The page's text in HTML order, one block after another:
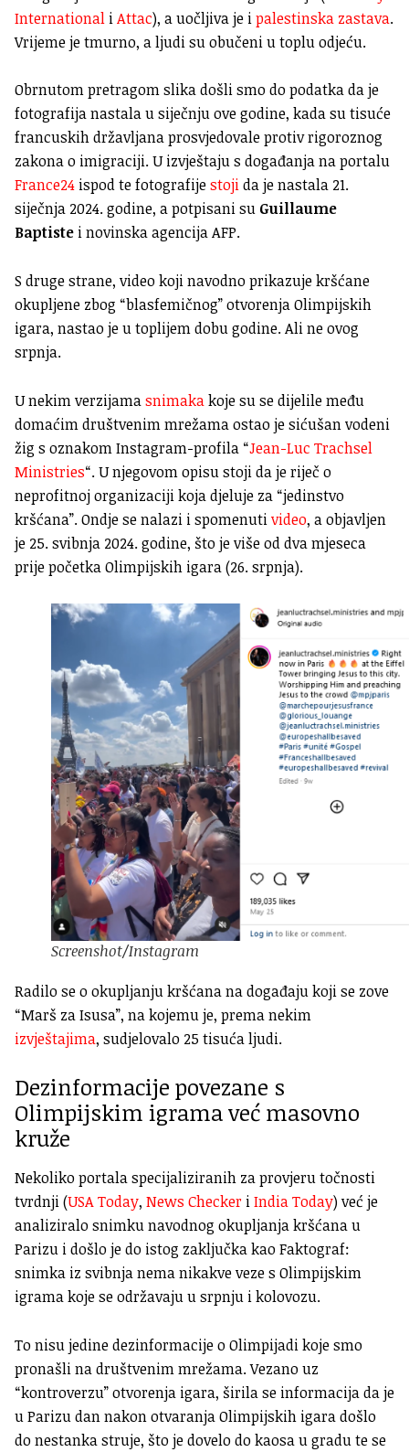
International iAttac), a uočljiva je ipalestinska zastava.
Vrijeme je tmurno, a ljudi su obučeni u toplu odjeću.
Obrnutom pretragom slika došli smo do podatka da je
fotografija nastala u siječnju ove godine, kada su tisuće
francuskih državljana prosvjedovale protiv rigoroznog
zakona o imigraciji. U izvještaju s događanja na portalu
France24 ispod te fotografijestojida je nastala 21.
siječnja 2024. godine, a potpisani su Guillaume
Baptiste i novinska agencija AFP.
S druge strane, video koji navodno prikazuje kršćane
okupljene zbog “blasfemičnog” otvorenja Olimpijskih
igara, nastao je u toplijem dobu godine. Ali ne ovog
srpnja.
U nekim verzijamasnimakakoje su se dijelile među
domaćim društvenim mrežama ostao je sićušan vodeni
žig s oznakom Instagram-profila “Jean-Luc Trachsel
Ministries“. U njegovom opisu stoji da je riječ o
neprofitnoj organizaciji koja djeluje za “jedinstvo
kršćana”. Ondje se nalazi i spomenutivideo, a objavljen
je 25. svibnja 2024. godine, što je više od dva mjeseca
prije početka Olimpijskih igara (26. srpnja).
Screenshot/Instagram
Radilo se o okupljanju kršćana na događaju koji se zove
“Marš za Isusa”, na kojemu je, prema nekim
izvještajima, sudjelovalo 25 tisuća ljudi.
Dezinformacije povezane s
Olimpijskim igrama već masovno
kruže
Nekoliko portala specijaliziranih za provjeru točnosti
tvrdnji (USA Today, News Checker iIndia Today) već je
analiziralo snimku navodnog okupljanja kršćana u
Parizu i došlo je do istog zaključka kao Faktograf:
snimka iz svibnja nema nikakve veze s Olimpijskim
igrama koje se održavaju u srpnju i kolovozu.
To nisu jedine dezinformacije o Olimpijadi koje smo
pronašli na društvenim mrežama. Vezano uz
“kontroverzu” otvorenja igara, širila se informacija da je
u Parizu dan nakon otvaranja Olimpijskih igara došlo
do nestanka struje, što je dovelo do kaosa u gradu te se